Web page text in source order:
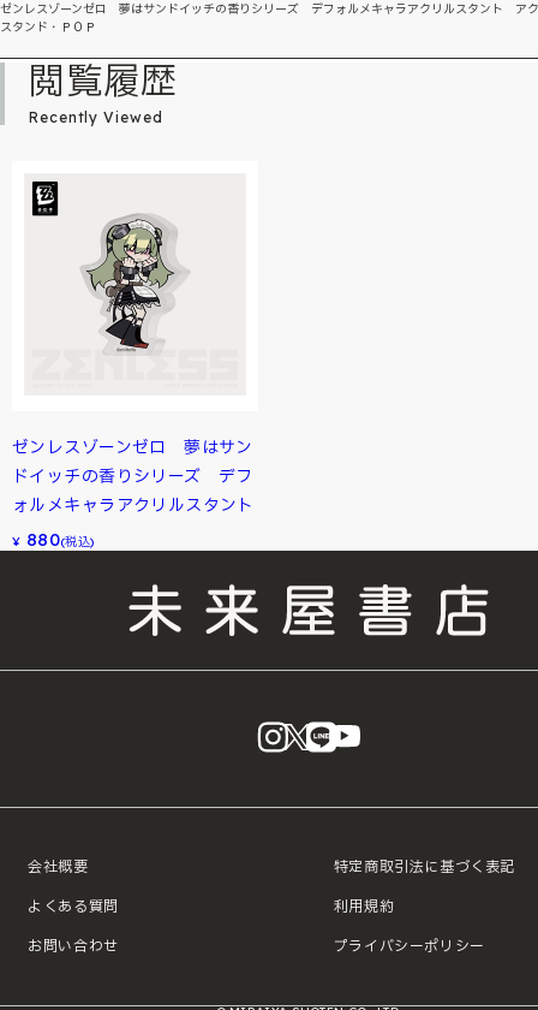
ゼンレスゾーンゼロ 夢はサンドイッチの香りシリーズ デフォルメキャラアクリルスタント ア
スタンド・ＰＯＰ
閲覧履歴
Recently Viewed
ゼンレスゾーンゼロ 夢はサン
ドイッチの香りシリーズ デフ
ォルメキャラアクリルスタント
¥ 880(税込)
instagram
X LINE
会社概要
よくある質問
お問い合わせ
特定商取引法に基づく表記
利用規約
プライバシーポリシー